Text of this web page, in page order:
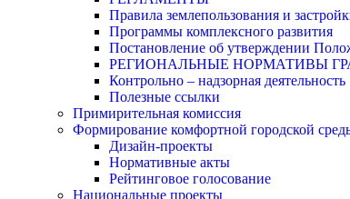
Правила землепользования и
Программы комплексного развития
Постановление об утверждении
РЕГИОНАЛЬНЫЕ НОРМАТИВЫ
Контрольно – надзорная деятельность
Полезные ссылки
Примирительная комиссия
Формирование комфортной городской
Дизайн-проекты
Нормативные акты
Рейтинговое голосование
Национальные проекты